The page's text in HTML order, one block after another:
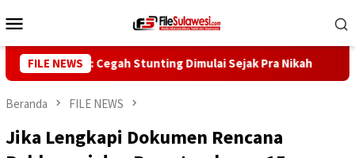
ke
Mobile
FILE NEWS
Reny: Cegah Stunting Dimulai Sejak Pra Nikah
Beranda FILE NEWS
Jika Lengkapi Dokumen Rencana